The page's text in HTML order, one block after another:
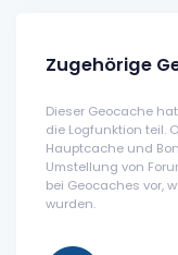
Zugehörige
Dieser Geocache
die Logfunktion teil.
Hauptcache und
Umstellung von
bei Geocaches vor,
wurden.